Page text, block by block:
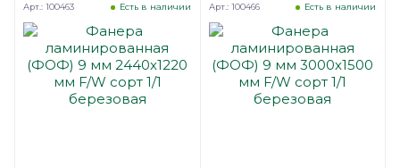
Есть в наличии
Арт.: 100463 Есть в наличии
Арт.: 100466